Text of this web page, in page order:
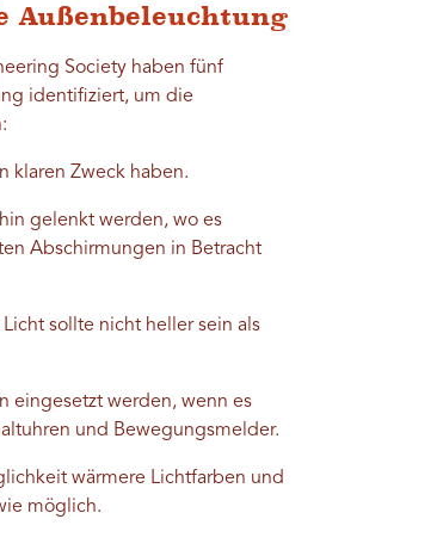
Society haben fünf
identifiziert, um die
klaren Zweck haben.
gelenkt werden, wo es
Abschirmungen in Betracht
Licht sollte nicht heller sein als
eingesetzt werden, wenn es
und Bewegungsmelder.
wärmere Lichtfarben und
möglich.